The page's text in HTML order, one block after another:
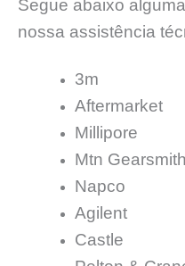
Segue abaixo
nossa assistência
3m
Aftermarket
Millipore
Mtn Gearsmith
Napco
Agilent
Castle